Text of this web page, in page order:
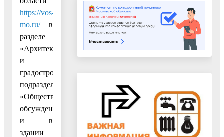
https://vos-
mo.ru/в
разделе
«Архитектура
и
градостроительство»,
подраздел
«Общественные
обсуждения»
и в
здании